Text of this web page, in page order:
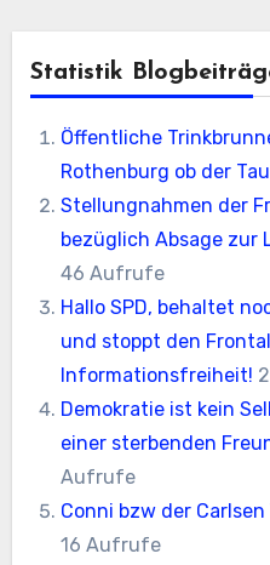
Statistik
Öffentliche
Rothenburg ob der
Stellungnahmen der
bezüglich Absage zur
46 Aufrufe
Hallo SPD, behaltet
und stoppt den
Informationsfreiheit!
Demokratie ist kein
einer sterbenden
Aufrufe
Conni bzw der
16 Aufrufe